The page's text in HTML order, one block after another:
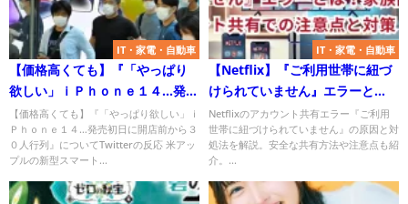
IT・家電・自動車
【価格高くても】『「やっぱり
欲しい」ｉＰｈｏｎｅ１４…発売
初日に開店前から３０人行列』
についてTwitterの反応
【価格高くても】『「やっぱり欲しい」ｉ
Ｐｈｏｎｅ１４…発売初日に開店前から３
０人行列』についてTwitterの反応 米アッ
プルの新型スマート...
IT・家電・自動車
【Netflix】『ご利用世帯に紐づ
けられていません』エラーと
は？家族間のアカウント共有で
の注意点と対策
Netflixのアカウント共有エラー『ご利用
世帯に紐づけられていません』の原因と対
処法を解説。安全な共有方法や注意点も紹
介。...